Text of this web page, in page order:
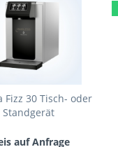
Fizz 30 Tisch- oder
Standgerät
auf Anfrage